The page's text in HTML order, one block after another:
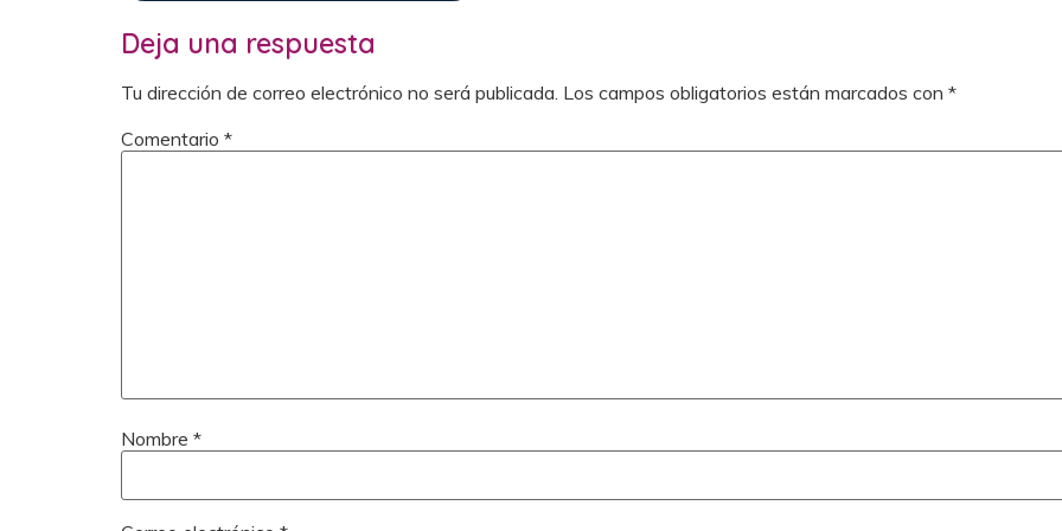
Deja una respuesta
Tu dirección de correo electrónico no será publicada. Los campos obligatorios están marcados con *
Comentario *
Nombre *